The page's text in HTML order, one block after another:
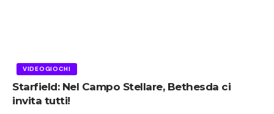
VIDEOGIOCHI
Starfield: Nel Campo Stellare, Bethesda ci
invita tutti!